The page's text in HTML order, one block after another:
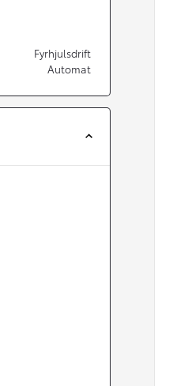
Nya GR GT
Fyrhjulsdrift
Automat